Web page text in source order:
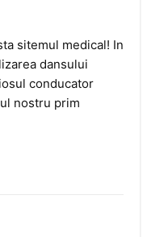
sitemul medical! In
dansului
conducator
nostru prim